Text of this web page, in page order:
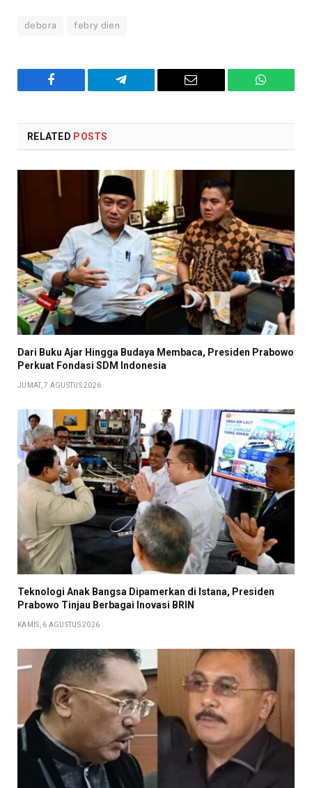
debora febry dien
Facebook Telegram Email
RELATED POSTS
Dari Buku Ajar Hingga Budaya Membaca, Presiden Prabowo
Perkuat Fondasi SDM Indonesia
JUMAT, 7 AGUSTUS 2026
Teknologi Anak Bangsa Dipamerkan di Istana, Presiden
Prabowo Tinjau Berbagai Inovasi BRIN
KAMIS, 6 AGUSTUS 2026